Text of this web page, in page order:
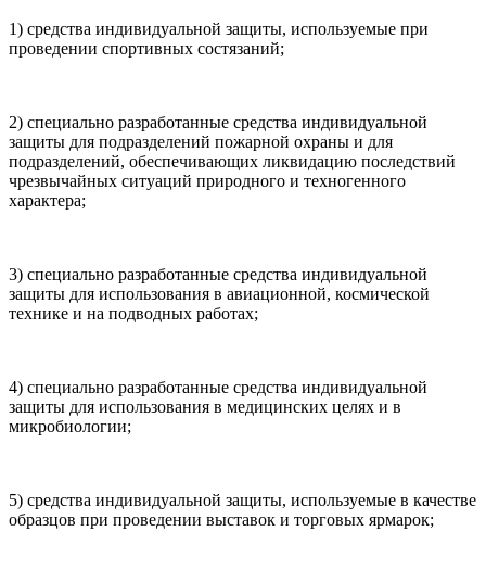
1) средства индивидуальной защиты, используемые при
проведении спортивных состязаний;
2) специально разработанные средства индивидуальной
защиты для подразделений пожарной охраны и для
подразделений, обеспечивающих ликвидацию последствий
чрезвычайных ситуаций природного и техногенного
характера;
3) специально разработанные средства индивидуальной
защиты для использования в авиационной, космической
технике и на подводных работах;
4) специально разработанные средства индивидуальной
защиты для использования в медицинских целях и в
микробиологии;
5) средства индивидуальной защиты, используемые в качестве
образцов при проведении выставок и торговых ярмарок;